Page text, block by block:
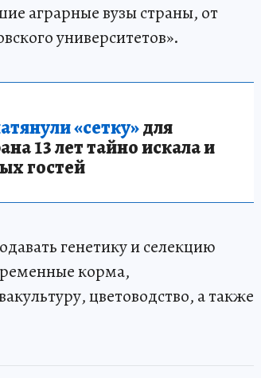
аграрные вузы страны, от
университетов».
«сетку»для
13 лет тайно искала и
гостей
генетику и селекцию
корма,
цветоводство, а также